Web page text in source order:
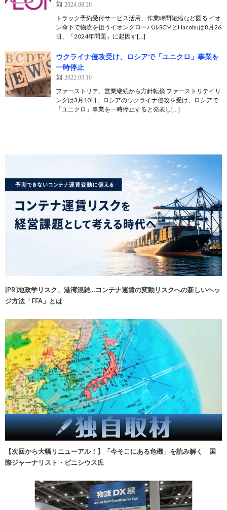
2024.08.26
トラック予約受付サービス活用、作業時間短縮など図る イオ
ン傘下で物流を担うイオングローバルSCMとHacobuは8月26
日、「2024年問題」に起因す[…]
ウクライナ侵攻受け、ロシアで「ユニクロ」事業を
一時停止
2022.03.10
ファーストリテ、営業継続から方針転換 ファーストリテイリ
ングは3月10日、ロシアのウクライナ侵攻を受け、ロシアで
「ユニクロ」事業を一時停止すると発表し[…]
[PR]地政学リスク、港湾混雑…コンテナ運賃の変動リスクへの新しいヘッ
ジ方法「FFA」とは
【次回から大幅リニューアル！】「今そこにある危機」を読み解く 国
際ジャーナリスト・ビニシウス氏